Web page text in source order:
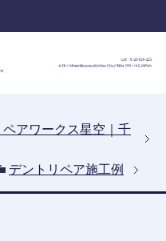
アワークス星空｜千
デントリペア施工例